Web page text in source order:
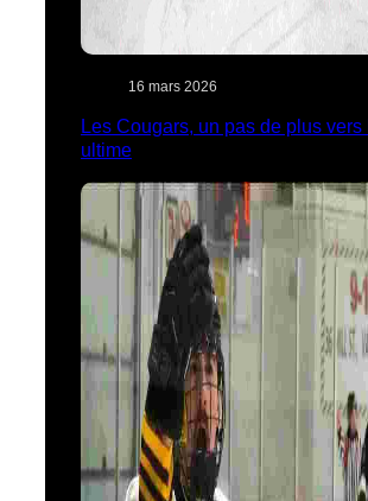
16 mars 2026
Les Cougars, un pas de plus vers
ultime